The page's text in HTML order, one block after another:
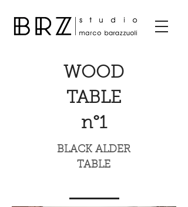
WOOD
TABLE
n°1
BLACK ALDER
TABLE